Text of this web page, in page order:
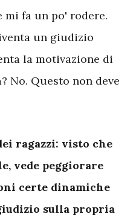
fa un po' rodere.
un giudizio
la motivazione di
No. Questo non deve
ragazzi: visto che
vede peggiorare
certe dinamiche
sulla propria